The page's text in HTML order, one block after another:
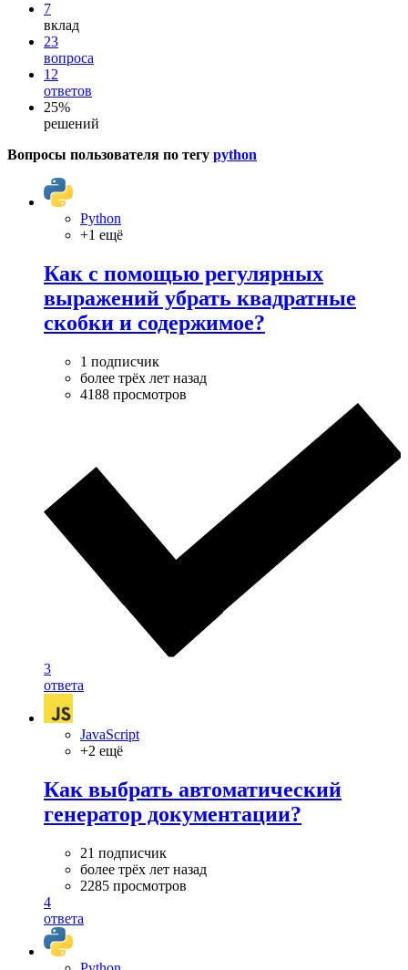
7
вклад
23
вопроса
12
ответов
25%
решений
Вопросы пользователя по тегу python
Python
+1 ещё
Как с помощью регулярных
выражений убрать квадратные
скобки и содержимое?
1 подписчик
более трёх лет назад
4188 просмотров
3
ответа
JavaScript
+2 ещё
Как выбрать автоматический
генератор документации?
21 подписчик
более трёх лет назад
2285 просмотров
4
ответа